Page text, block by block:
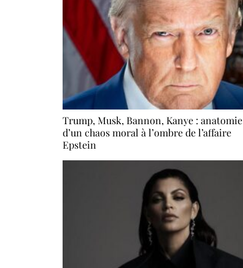
Trump, Musk, Bannon, Kanye : anatomie
d’un chaos moral à l’ombre de l’affaire
Epstein